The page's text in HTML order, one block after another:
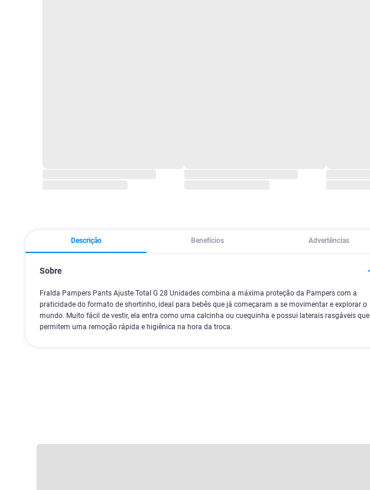
Descrição Benefícios Advertências
Sobre
Fralda Pampers Pants Ajuste Total G 28 Unidades combina a máxima proteção da Pampers com a
praticidade do formato de shortinho, ideal para bebês que já começaram a se movimentar e explorar o
mundo. Muito fácil de vestir, ela entra como uma calcinha ou cuequinha e possui laterais rasgáveis que
permitem uma remoção rápida e higiênica na hora da troca.